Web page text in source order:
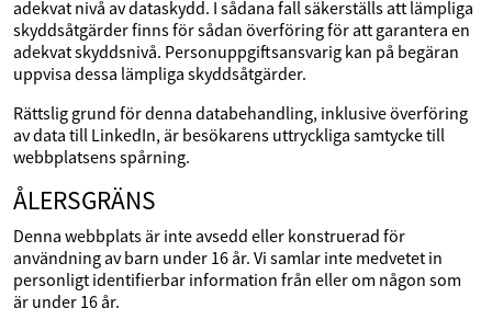
adekvat nivå av dataskydd. I sådana fall säkerställs att lämpliga
skyddsåtgärder finns för sådan överföring för att garantera en
adekvat skyddsnivå. Personuppgiftsansvarig kan på begäran
uppvisa dessa lämpliga skyddsåtgärder.
Rättslig grund för denna databehandling, inklusive överföring
av data till LinkedIn, är besökarens uttryckliga samtycke till
webbplatsens spårning.
ÅLERSGRÄNS
Denna webbplats är inte avsedd eller konstruerad för
användning av barn under 16 år. Vi samlar inte medvetet in
personligt identifierbar information från eller om någon som
är under 16 år.